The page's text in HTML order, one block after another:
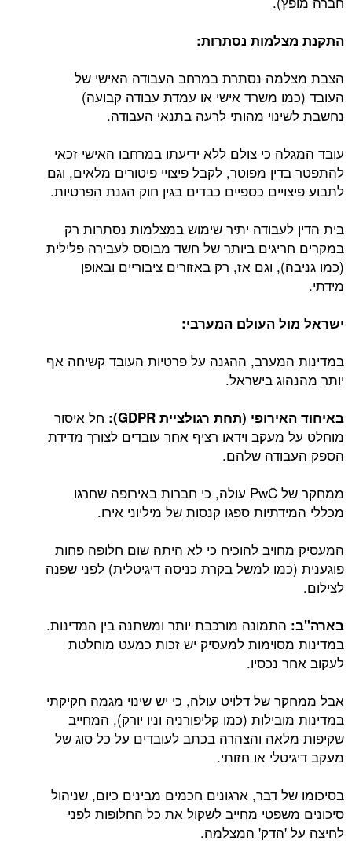
התקנת מצלמות נסתרות:
הצבת מצלמה נסתרת במרחב העבודה האישי של
העובד (כמו משרד אישי או עמדת עבודה קבועה)
נחשבת לשינוי מהותי לרעה בתנאי העבודה.
עובד המגלה כי צולם ללא ידיעתו במרחבו האישי זכאי
להתפטר בדין מפוטר, לקבל פיצויי פיטורים מלאים, וגם
לתבוע פיצויים כספיים כבדים בגין חוק הגנת הפרטיות.
בית הדין לעבודה יתיר שימוש במצלמות נסתרות רק
במקרים חריגים ביותר של חשד מבוסס לעבירה פלילית
(כמו גניבה), וגם אז, רק באזורים ציבוריים ובאופן
מידתי.
ישראל מול העולם המערבי:
במדינות המערב, ההגנה על פרטיות העובד קשיחה אף
יותר מהנהוג בישראל.
באיחוד האירופי (תחת רגולציית GDPR
): חל איסור
מוחלט על מעקב וידאו רציף אחר עובדים לצורך מדידת
הספק העבודה שלהם.
ממחקר של PwC עולה, כי חברות באירופה שחרגו
מכללי המידתיות ספגו קנסות של מיליוני אירו.
המעסיק מחויב להוכיח כי לא היתה שום חלופה פחות
פוגענית (כמו למשל בקרת כניסה דיגיטלית) לפני שפנה
לצילום.
בארה"ב: התמונה מורכבת יותר ומשתנה בין המדינות.
במדינות מסוימות למעסיק יש זכות כמעט מוחלטת
לעקוב אחר נכסיו.
אבל ממחקר של דלויט עולה, כי יש שינוי מגמה חקיקתי
במדינות מובילות (כמו קליפורניה וניו יורק), המחייב
שקיפות מלאה והצהרה בכתב לעובדים על כל סוג של
מעקב דיגיטלי או חזותי.
בסיכומו של דבר, ארגונים חכמים מבינים כיום, שניהול
סיכונים משפטי מחייב לשקול את כל החלופות לפני
לחיצה על 'הדק' המצלמה.